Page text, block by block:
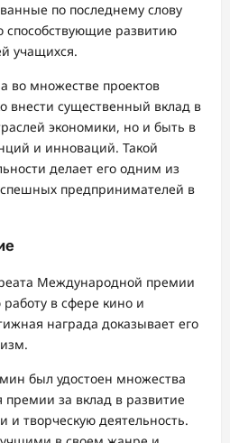
по последнему слову
способствующие развитию
учащихся.
во множестве проектов
внести существенный вклад в
экономики, но и быть в
и инноваций. Такой
делает его одним из
предпринимателей в
Международной премии
в сфере кино и
награда доказывает его
был удостоен множества
премии за вклад в развитие
и творческую деятельность.